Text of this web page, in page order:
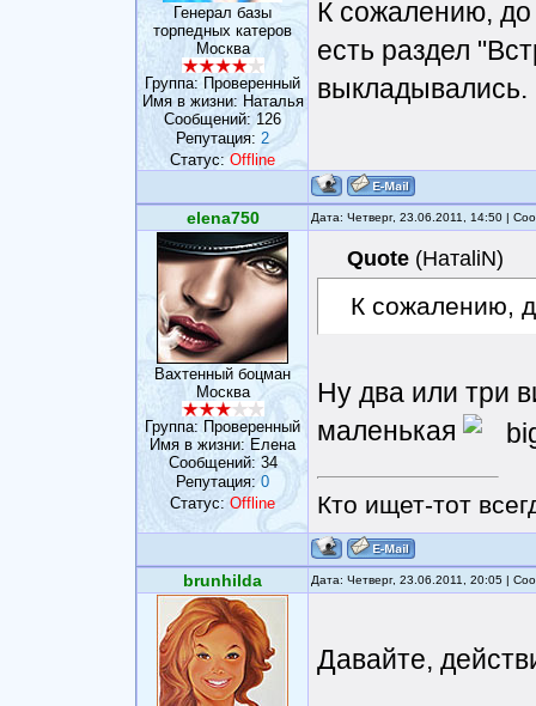
Генерал базы
торпедных катеров
Москва
Группа: Проверенный
Имя в жизни: Наталья
Сообщений: 126
Репутация: 2
Статус:Offline
К сожалению,
есть раздел
elena750 Дата: Четверг, 23.06.2011, 14:50 |
Вахтенный боцман
Москва
Группа: Проверенный
Имя в жизни: Елена
Сообщений: 34
Репутация:0
Статус: Offline
Quote (НатаliN)
К сожалению,
Ну два или три
маленькая
Кто ищет-тот
brunhilda Дата: Четверг, 23.06.2011, 20:05 |
Давайте,